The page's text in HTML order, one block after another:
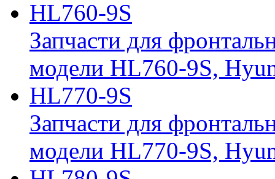
HL760-9S
Запчасти для
модели HL760-9S,
HL770-9S
Запчасти для
модели HL770-9S,